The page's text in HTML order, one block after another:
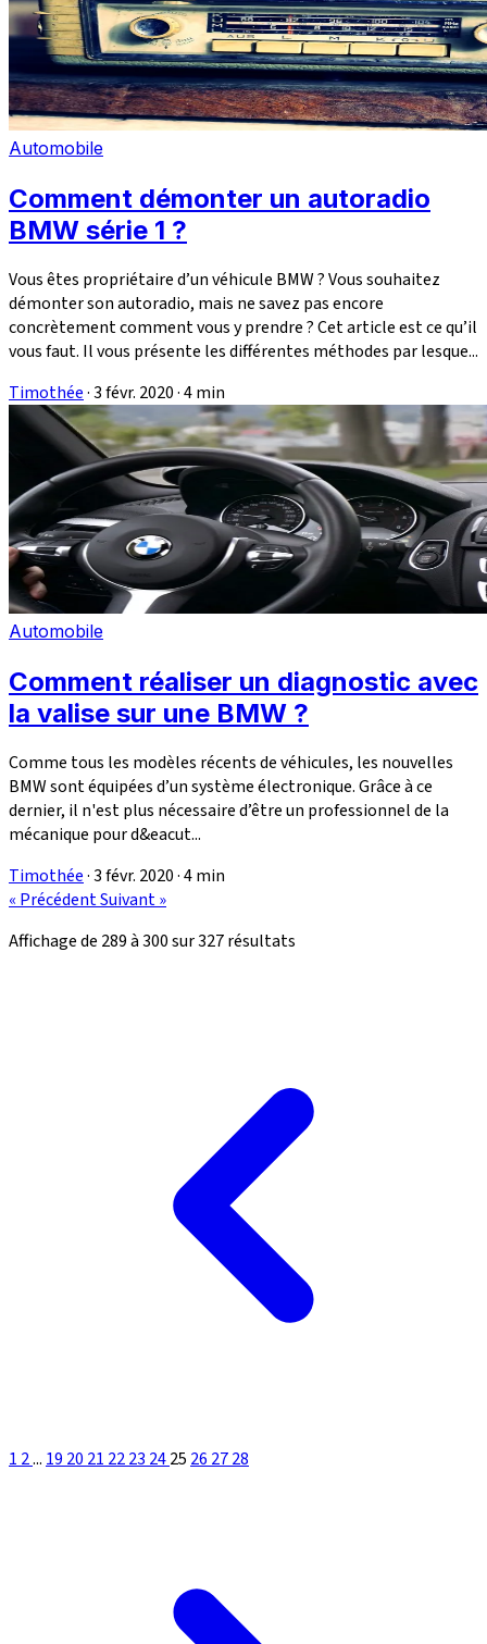
Automobile
Comment démonter un autoradio
BMW série 1 ?
Vous êtes propriétaire d’un véhicule BMW ? Vous souhaitez
démonter son autoradio, mais ne savez pas encore
concrètement comment vous y prendre ? Cet article est ce qu’il
vous faut. Il vous présente les différentes méthodes par lesque...
Timothée·3 févr. 2020·4 min
Automobile
Comment réaliser un diagnostic avec
la valise sur une BMW ?
Comme tous les modèles récents de véhicules, les nouvelles
BMW sont équipées d’un système électronique. Grâce à ce
dernier, il n'est plus nécessaire d’être un professionnel de la
mécanique pour d&eacut...
Timothée·3 févr. 2020·4 min
« PrécédentSuivant »
Affichage de 289à300sur327résultats
1 2... 19 20 21 2223 2425 26 2728